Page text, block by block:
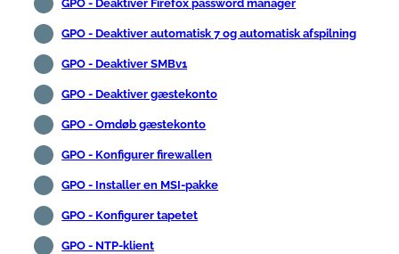
GPO - Deaktiver Firefox password manager
GPO - Deaktiver automatisk 7 og automatisk afspilning
GPO - Deaktiver SMBv1
GPO - Deaktiver gæstekonto
GPO - Omdøb gæstekonto
GPO - Konfigurer firewallen
GPO - Installer en MSI-pakke
GPO - Konfigurer tapetet
GPO - NTP-klient